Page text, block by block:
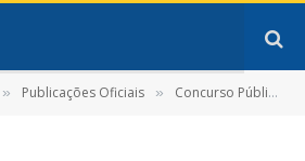
» Publicações Oficiais » Concurso Público Nº 001/2015